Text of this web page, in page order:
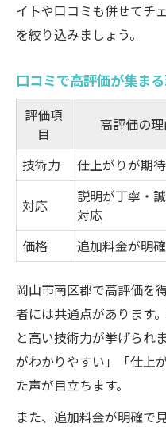
イトや口コミも併せてチ
を絞り込みましょう。
口コミで高評価が集ま
評価項
目
高評価の
技術力
仕上がりが期
対応
説明が丁寧・
対応
価格
追加料金が明確
岡山市南区郡で高評価を
者には共通点があります
と高い技術力が挙げられ
がわかりやすい」「仕上
た声が目立ちます。
また、追加料金が明確で